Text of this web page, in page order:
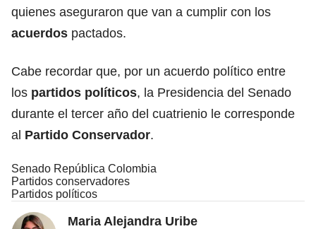
quienes aseguraron que van a cumplir con los
acuerdos pactados.
Cabe recordar que, por un acuerdo político entre
los partidos políticos, la Presidencia del Senado
durante el tercer año del cuatrienio le corresponde
al Partido Conservador.
Senado República Colombia
Partidos conservadores
Partidos políticos
Maria Alejandra Uribe